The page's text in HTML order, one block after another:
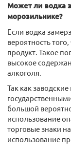
Может ли водка
морозильнике?
Если водка
вероятность
продукт. Такое
высокое
алкоголя.
Так как
большой
использование
торговые знаки
использование